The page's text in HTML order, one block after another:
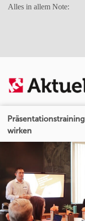
Alles in allem Note:
wirken